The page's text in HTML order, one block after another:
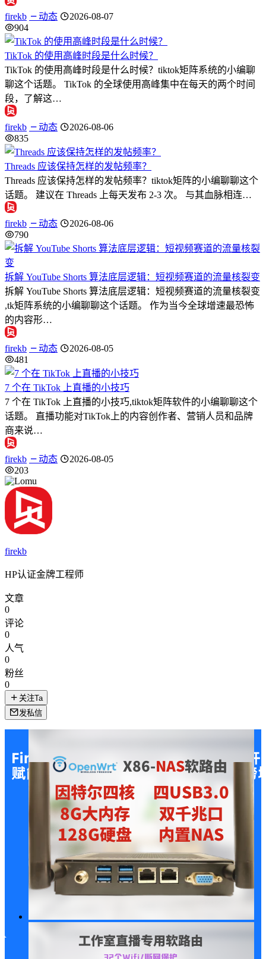
firekb 动态
2026-08-07
904
TikTok 的使用高峰时段是什么时候？
TikTok 的使用高峰时段是什么时候？tiktok矩阵系统的小编聊
聊这个话题。 TikTok 的全球使用高峰集中在每天的两个时间
段，了解这…
firekb 动态
2026-08-06
835
Threads 应该保持怎样的发帖频率？
Threads 应该保持怎样的发帖频率？tiktok矩阵的小编聊聊这个
话题。 建议在 Threads 上每天发布 2-3 次。 与其血脉相连…
firekb 动态
2026-08-06
790
拆解 YouTube Shorts 算法底层逻辑：短视频赛道的流量核裂变
拆解 YouTube Shorts 算法底层逻辑：短视频赛道的流量核裂变
,tk矩阵系统的小编聊聊这个话题。 作为当今全球增速最恐怖
的内容形…
firekb 动态
2026-08-05
481
7 个在 TikTok 上直播的小技巧
7 个在 TikTok 上直播的小技巧,tiktok矩阵软件的小编聊聊这个
话题。 直播功能对TikTok上的内容创作者、营销人员和品牌
商来说…
firekb 动态
2026-08-05
203
firekb
HP认证金牌工程师
文章
0
评论
0
人气
0
粉丝
0
关注Ta
发私信